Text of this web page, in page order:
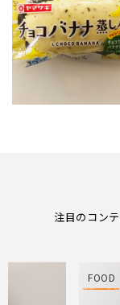
注目のコン
FOOD